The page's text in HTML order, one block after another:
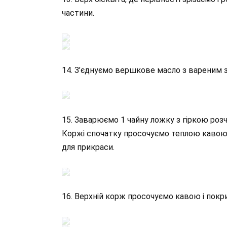
частини.
14. З’єднуємо вершкове масло з
15. Заварюємо 1 чайну ложку з гіркою
Коржі спочатку просочуємо теплою
для прикраси.
16. Верхній корж просочуємо кавою і